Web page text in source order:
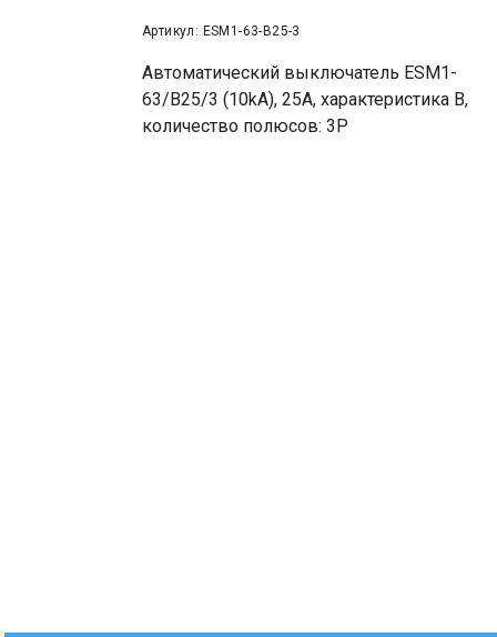
Артикул: ESM1-63-B25-3
Автоматический выключатель ESM1-
63/B25/3 (10kA), 25A, характеристика B,
количество полюсов: 3P